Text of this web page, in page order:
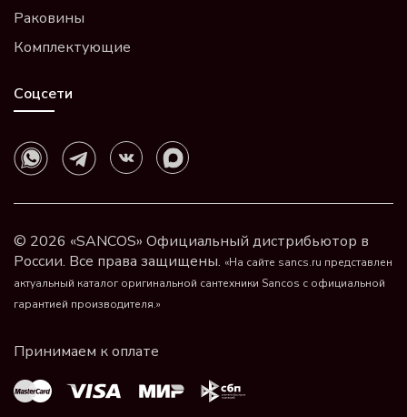
Раковины
Комплектующие
Соцсети
© 2026 «SANCOS» Официальный дистрибьютор в
России. Все права защищены. «На сайте sancs.ru представлен
актуальный каталог оригинальной сантехники Sancos с официальной
гарантией производителя.»